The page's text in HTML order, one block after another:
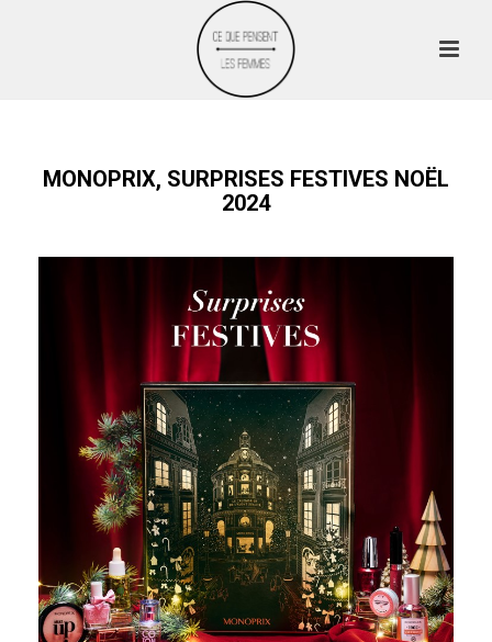
MONOPRIX, SURPRISES FESTIVES NOËL
2024